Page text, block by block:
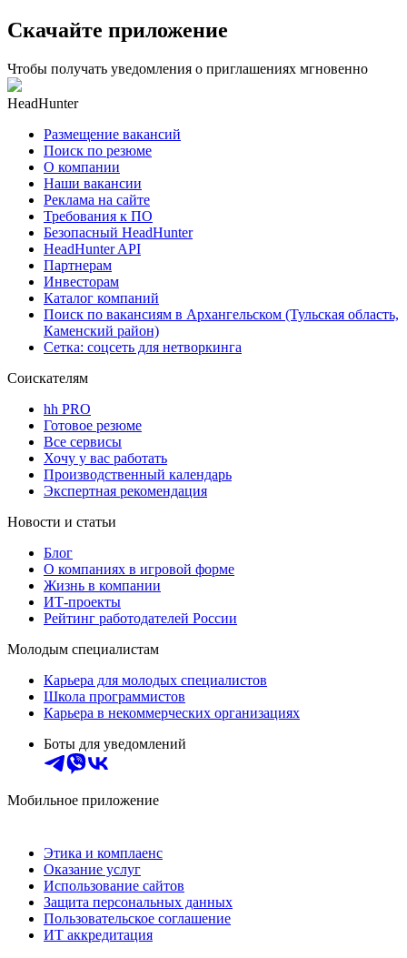
Скачайте приложение
Чтобы получать уведомления о приглашениях мгновенно
HeadHunter
Размещение вакансий
Поиск по резюме
О компании
Наши вакансии
Реклама на сайте
Требования к ПО
Безопасный HeadHunter
HeadHunter API
Партнерам
Инвесторам
Каталог компаний
Поиск по вакансиям в Архангельском (Тульская область,
Каменский район)
Сетка: соцсеть для нетворкинга
Соискателям
hh PRO
Готовое резюме
Все сервисы
Хочу у вас работать
Производственный календарь
Экспертная рекомендация
Новости и статьи
Блог
О компаниях в игровой форме
Жизнь в компании
ИТ-проекты
Рейтинг работодателей России
Молодым специалистам
Карьера для молодых специалистов
Школа программистов
Карьера в некоммерческих организациях
Боты для уведомлений
Мобильное приложение
Этика и комплаенс
Оказание услуг
Использование сайтов
Защита персональных данных
Пользовательское соглашение
ИТ аккредитация